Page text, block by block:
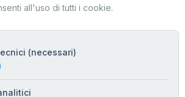
all'uso di tutti i cookie.
(necessari)